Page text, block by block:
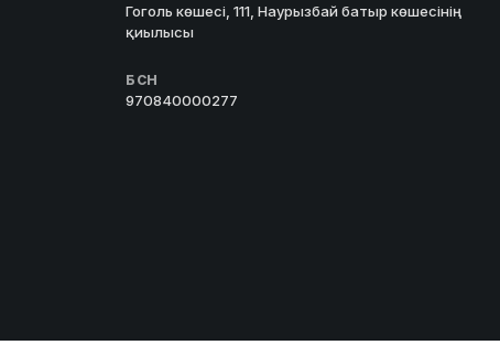
Гоголь көшесі, 111, Наурызбай батыр көшесінің
қиылысы
БСН
970840000277